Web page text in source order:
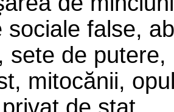
sociale false,
sete de
mitocănii,